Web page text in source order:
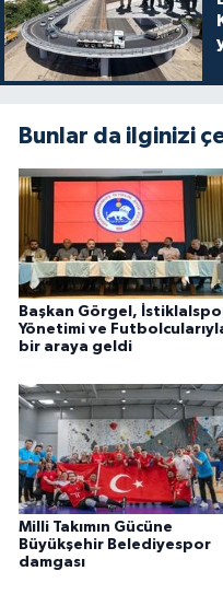
Bunlar da ilginizi
Başkan Görgel,
Yönetimi ve
bir araya geldi
Milli Takımın Gücüne
Büyükşehir Belediyespor
damgası